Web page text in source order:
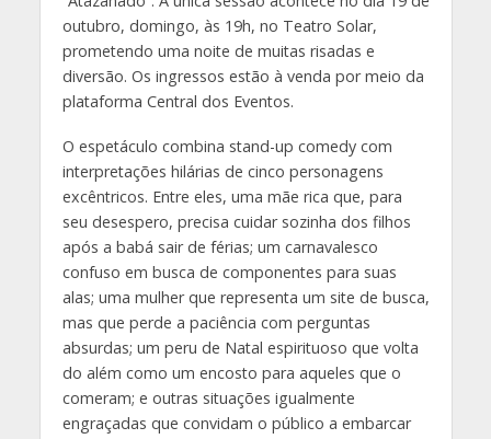
outubro, domingo, às 19h, no Teatro Solar,
prometendo uma noite de muitas risadas e
diversão. Os ingressos estão à venda por meio da
plataforma Central dos Eventos.
O espetáculo combina stand-up comedy com
interpretações hilárias de cinco personagens
excêntricos. Entre eles, uma mãe rica que, para
seu desespero, precisa cuidar sozinha dos filhos
após a babá sair de férias; um carnavalesco
confuso em busca de componentes para suas
alas; uma mulher que representa um site de busca,
mas que perde a paciência com perguntas
absurdas; um peru de Natal espirituoso que volta
do além como um encosto para aqueles que o
comeram; e outras situações igualmente
engraçadas que convidam o público a embarcar